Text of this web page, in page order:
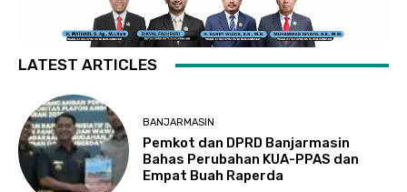
LATEST ARTICLES
BANJARMASIN
Pemkot dan DPRD Banjarmasin
Bahas Perubahan KUA-PPAS dan
Empat Buah Raperda